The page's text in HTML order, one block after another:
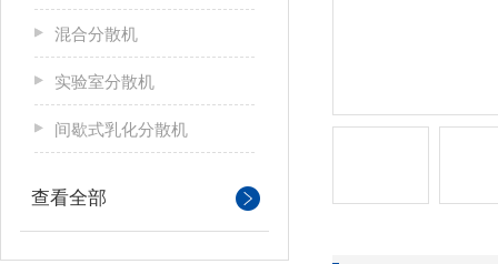
混合分散机
实验室分散机
间歇式乳化分散机
查看全部